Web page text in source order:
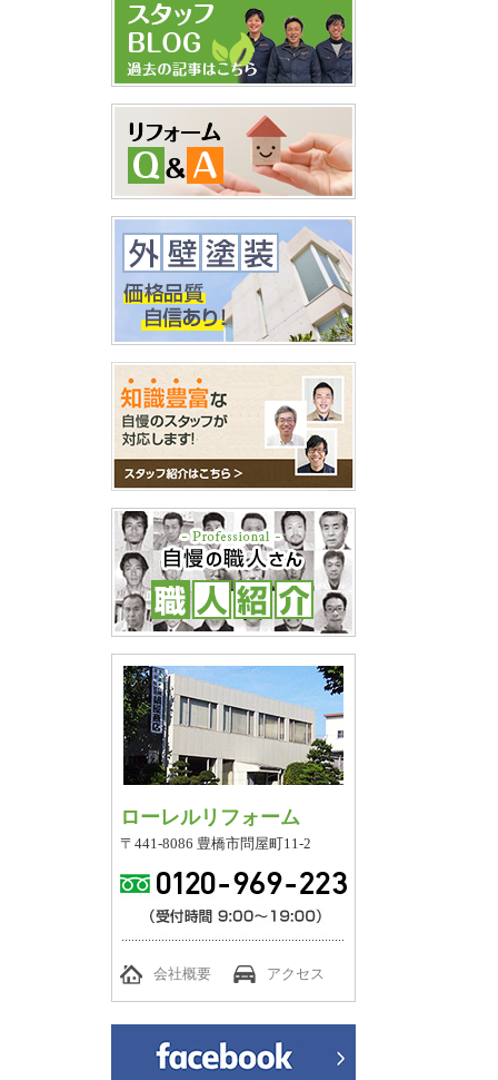
ローレルリフォーム
〒441-8086 豊橋市問屋町11-2
会社概要 アクセス